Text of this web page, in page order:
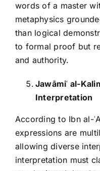
words of a master
metaphysics
than logical
to formal proof but
and authority.
Jawāmiʿ al-
Interpretation
According to Ibn al-
expressions are
allowing diverse
interpretation must